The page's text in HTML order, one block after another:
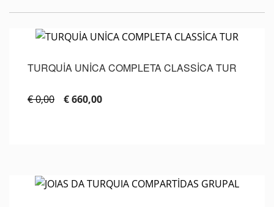
TURQUİA UNİCA COMPLETA CLASSİCA TUR
€ 0,00 € 660,00